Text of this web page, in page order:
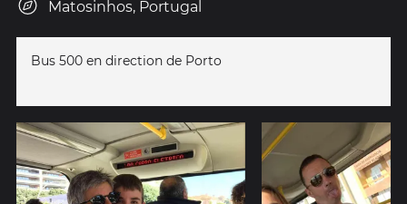
Matosinhos, Portugal
Bus 500 en direction de Porto